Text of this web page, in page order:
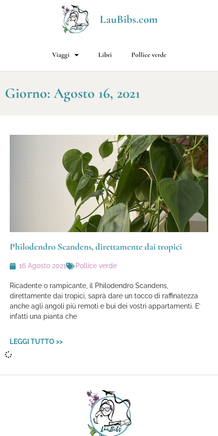
LauBibs.com
Viaggi Libri Pollice verde
Giorno: Agosto 16, 2021
Philodendro Scandens, direttamente dai tropici
16 Agosto 2021 Pollice verde
Ricadente o rampicante, il Philodendro Scandens,
direttamente dai tropici, saprà dare un tocco di raffinatezza
anche agli angoli più remoti e bui dei vostri appartamenti. E’
infatti una pianta che
LEGGI TUTTO >>